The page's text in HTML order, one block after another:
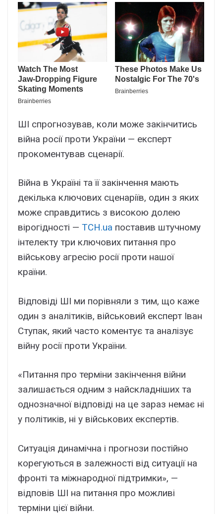
ШІ спрогнозував, коли може закінчитись
війна росії проти України — експерт
прокоментував сценарії.
Війна в Україні та її закінчення мають
декілька ключових сценаріїв, один з яких
може справдитись з високою долею
вірогідності — ТСН.ua поставив штучному
інтелекту три ключових питання про
військову агресію росії проти нашої
країни.
Відповіді ШІ ми порівняли з тим, що каже
один з аналітиків, військовий експерт Іван
Ступак, який часто коментує та аналізує
війну росії проти України.
«Питання про терміни закінчення війни
залишається одним з найскладніших та
однозначної відповіді на це зараз немає ні
у політиків, ні у військових експертів.
Ситуація динамічна і прогнози постійно
корегуються в залежності від ситуації на
фронті та міжнародної підтримки», —
відповів ШІ на питання про можливі
терміни цієї війни.